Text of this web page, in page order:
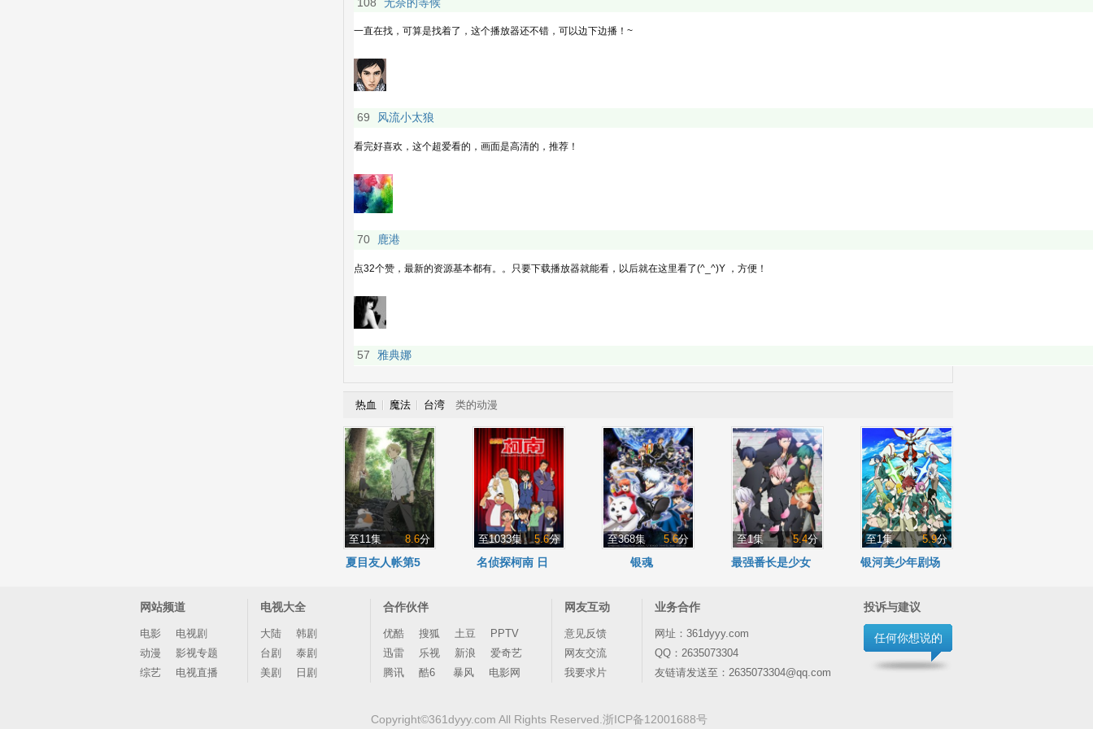
热血 魔法 台湾 类的动漫
至11集 8.6分
夏目友人帐第5
至1033集 5.6分
名侦探柯南 日
至368集 5.6分
银魂
至1集 5.4分
最强番长是少女
至1集 5.9分
银河美少年剧场
网站频道
电影
电视剧
动漫
影视专题
综艺
电视直播
电视大全
大陆
韩剧
台剧
泰剧
美剧
日剧
合作伙伴
优酷 搜狐 土豆
PPTV
迅雷
乐视 新浪
爱奇艺
腾讯
酷6 暴风 电影网
网友互动
意见反馈
网友交流
我要求片
业务合作
网址：361dyyy.com
QQ：2635073304
友链请发送至：2635073304@qq.com
投诉与建议
任何你想说的
Copyright©361dyyy.com All Rights Reserved. 浙ICP备12001688号